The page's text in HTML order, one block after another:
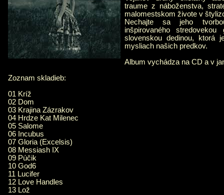
traume z náboženstva,
malomestskom živote v
Nechajte sa jeho
inšpirovaného
slovenskou dedinou, ktorá
mysliach našich predkov.
Album vychádza na CD a v
Zoznam skladieb:
01 Kríž
02 Dom
03 Krajina Zázrakov
04 Hrdze Kat Milenec
05 Salome
06 Incubus
07 Gloria (Excelsis)
08 Messiash IX
09 Púčik
10 God6
11 Lucifer
12 Love Handles
13 Lož